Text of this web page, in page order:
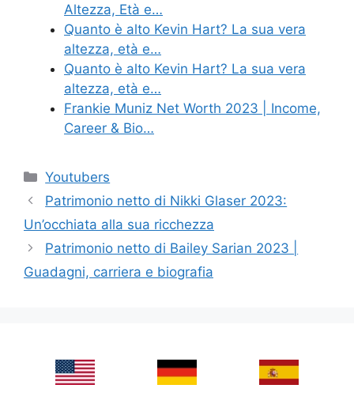
Altezza, Età e…
Quanto è alto Kevin Hart? La sua vera
altezza, età e…
Quanto è alto Kevin Hart? La sua vera
altezza, età e…
Frankie Muniz Net Worth 2023 | Income,
Career & Bio…
Categories
Youtubers
Patrimonio netto di Nikki Glaser 2023:
Un’occhiata alla sua ricchezza
Patrimonio netto di Bailey Sarian 2023 |
Guadagni, carriera e biografia